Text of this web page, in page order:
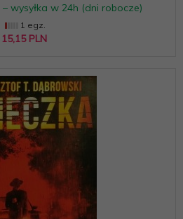
wysyłka w 24h (dni robocze)
1 egz.
15,15 PLN